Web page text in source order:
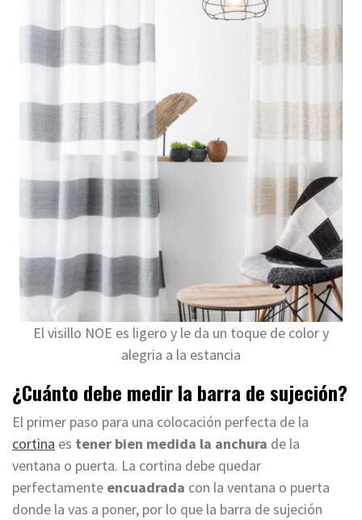
El visillo NOE es ligero y le da un toque de color y
alegria a la estancia
¿Cuánto debe medir la barra de sujeción?
El primer paso para una colocación perfecta de la
cortina es tener bien medida la anchura de la
ventana o puerta. La cortina debe quedar
perfectamente encuadrada con la ventana o puerta
donde la vas a poner, por lo que la barra de sujeción